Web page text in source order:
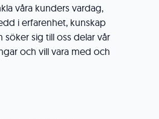
våra kunders vardag,
i erfarenhet, kunskap
sig till oss delar vår
och vill vara med och